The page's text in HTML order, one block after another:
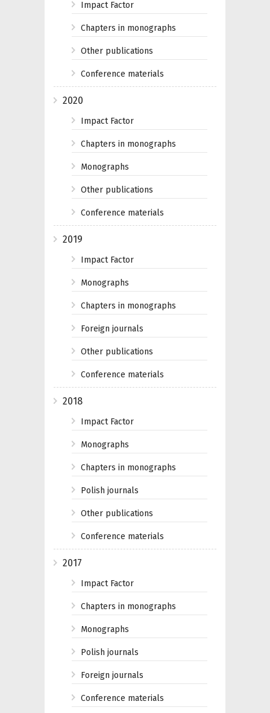
Impact Factor
Chapters in monographs
Other publications
Conference materials
2020
Impact Factor
Chapters in monographs
Monographs
Other publications
Conference materials
2019
Impact Factor
Monographs
Chapters in monographs
Foreign journals
Other publications
Conference materials
2018
Impact Factor
Monographs
Chapters in monographs
Polish journals
Other publications
Conference materials
2017
Impact Factor
Chapters in monographs
Monographs
Polish journals
Foreign journals
Conference materials